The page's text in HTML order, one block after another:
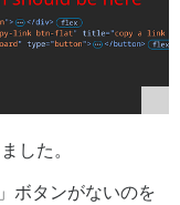
した。
ボタンがないのを